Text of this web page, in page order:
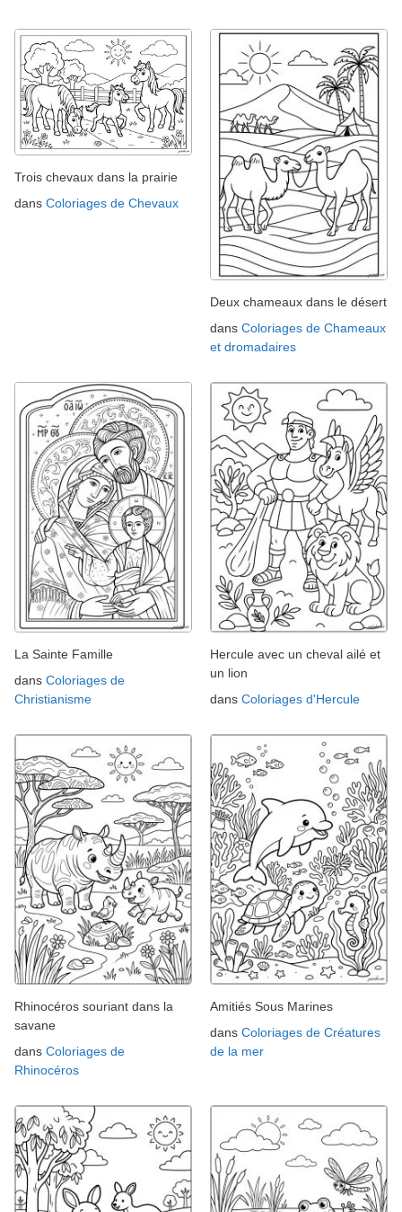
Trois chevaux dans la prairie
dans Coloriages de Chevaux
Deux chameaux dans le désert
dans Coloriages de Chameaux
et dromadaires
La Sainte Famille
dans Coloriages de
Christianisme
Hercule avec un cheval ailé et
un lion
dans Coloriages d'Hercule
Rhinocéros souriant dans la
savane
dans Coloriages de
Rhinocéros
Amitiés Sous Marines
dans Coloriages de Créatures
de la mer